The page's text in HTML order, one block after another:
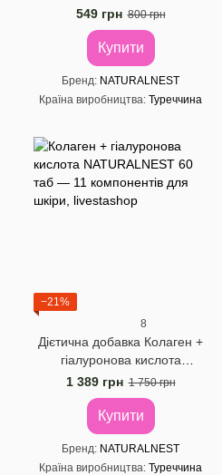
рослинних капсул
549 грн 800 грн
Купити
Бренд NATURALNEST
Країна виробництва Туреччина
−21%
8
Дієтична добавка Колаген +
гіалуронова кислота
Naturalnest, 60 таб.
1 389 грн 1 750 грн
Купити
Бренд NATURALNEST
Країна виробництва Туреччина